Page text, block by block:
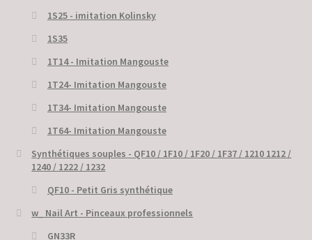
1S25 - imitation Kolinsky
1S35
1T14 - Imitation Mangouste
1T24- Imitation Mangouste
1T34- Imitation Mangouste
1T64- Imitation Mangouste
Synthétiques souples - QF10 / 1F10 / 1F20 / 1F37 / 1210 1212 /
1240 / 1222 / 1232
QF10 - Petit Gris synthétique
w_ Nail Art - Pinceaux professionnels
GN33R